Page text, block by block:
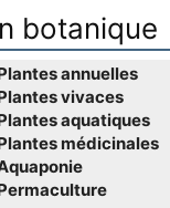
botanique
annuelles
vivaces
aquatiques
médicinales